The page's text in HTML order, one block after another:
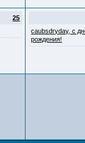
25
caubsdryday, с
рождения!